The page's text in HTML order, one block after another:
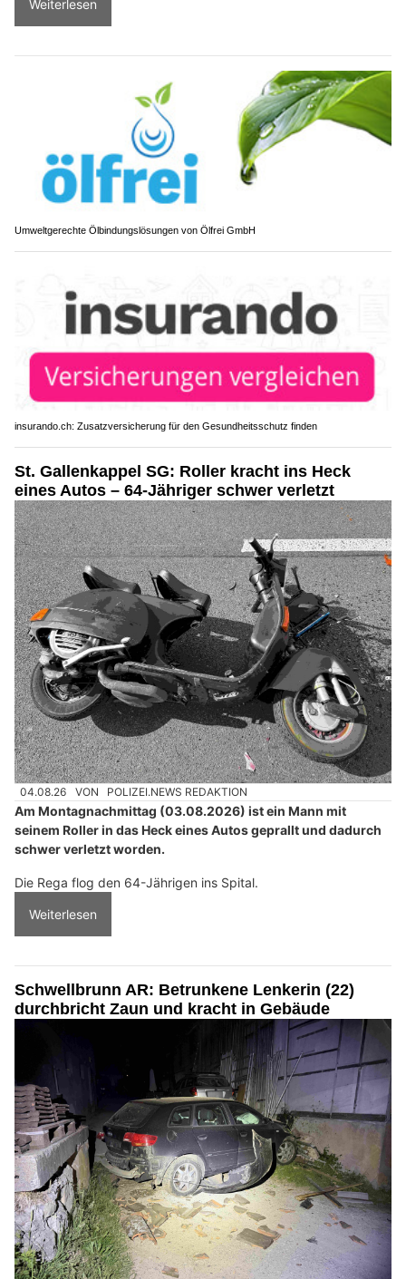
Weiterlesen
Umweltgerechte Ölbindungslösungen von Ölfrei GmbH
insurando.ch: Zusatzversicherung für den Gesundheitsschutz finden
St. Gallenkappel SG: Roller kracht ins Heck
eines Autos – 64-Jähriger schwer verletzt
04.08.26 VON POLIZEI.NEWS REDAKTION
Am Montagnachmittag (03.08.2026) ist ein Mann mit
seinem Roller in das Heck eines Autos geprallt und dadurch
schwer verletzt worden.
Die Rega flog den 64-Jährigen ins Spital.
Weiterlesen
Schwellbrunn AR: Betrunkene Lenkerin (22)
durchbricht Zaun und kracht in Gebäude